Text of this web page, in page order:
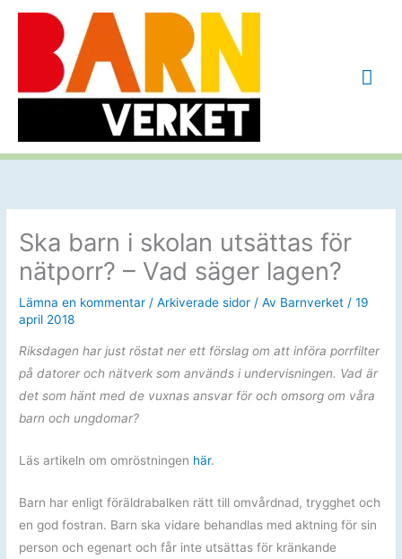
Hoppa
Ska barn i skolan utsättas för
nätporr? – Vad säger lagen?
Lämna en kommentar /Arkiverade sidor / Av Barnverket /19
april 2018
Riksdagen har just röstat ner ett förslag om att införa porrfilter
på datorer och nätverk som används i undervisningen. Vad är
det som hänt med de vuxnas ansvar för och omsorg om våra
barn och ungdomar?
Läs artikeln om omröstningen här.
Barn har enligt föräldrabalken rätt till omvårdnad, trygghet och
en god fostran. Barn ska vidare behandlas med aktning för sin
person och egenart och får inte utsättas för kränkande